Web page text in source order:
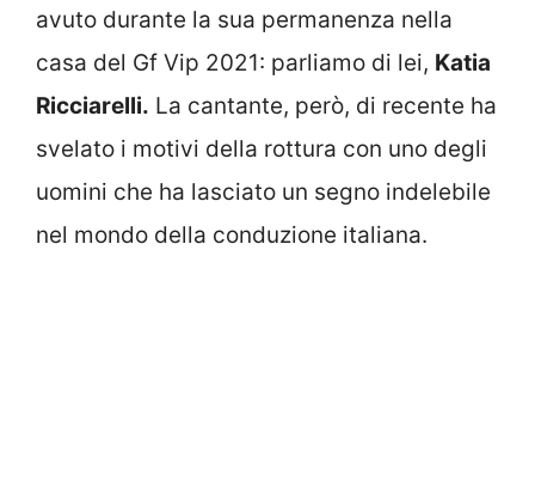
avuto durante la sua permanenza nella
casa del Gf Vip 2021: parliamo di lei, Katia
Ricciarelli. La cantante, però, di recente ha
svelato i motivi della rottura con uno degli
uomini che ha lasciato un segno indelebile
nel mondo della conduzione italiana.